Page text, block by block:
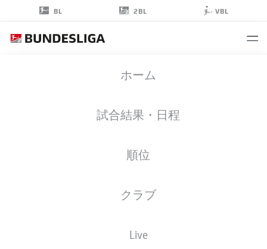
BL 2BL VBL
ホーム
試合結果・日程
順位
クラブ
Live